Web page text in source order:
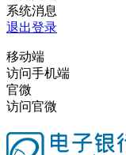
系统消息
退出登录
移动端
访问手机端
官微
访问官微